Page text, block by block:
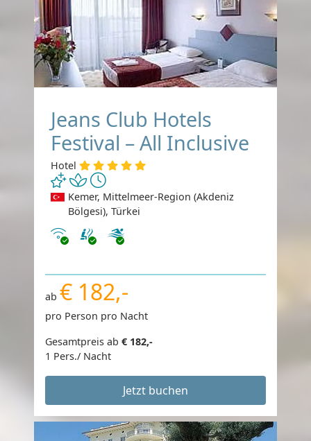
Jeans Club Hotels
Festival – All Inclusive
Hotel
Kemer, Mittelmeer-Region (Akdeniz
Bölgesi), Türkei
Internet
ab € 182,-
pro Person pro Nacht
Gesamtpreis ab € 182,-
1 Pers./ Nacht
Jetzt buchen